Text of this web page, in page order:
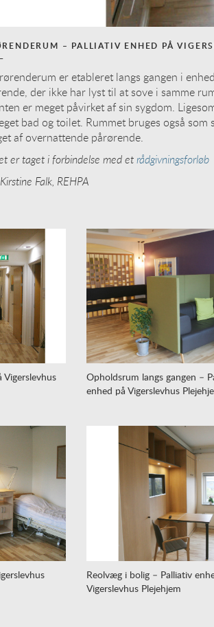
– PALLIATIV ENHED PÅ
er etableret langs gangen i
der ikke har lyst til at sove i samme
er meget påvirket af sin sygdom.
bad og toilet. Rummet bruges også
af overnattende pårørende.
er taget i forbindelse med etrådgivningsforløb
Falk, REHPA
Vigerslevhus
Opholdsrum langs gangen –
enhed på Vigerslevhus
Reolvæg i bolig – Palliativ
Vigerslevhus Plejehjem